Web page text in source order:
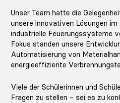
Unser Team hatte die
unsere innovativen Lösungen im
industrielle Feuerungssysteme
Fokus standen unsere
Automatisierung von
energieeffiziente
Viele der Schülerinnen und
Fragen zu stellen – sei es zu